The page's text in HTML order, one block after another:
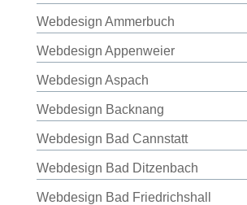
Webdesign Ammerbuch
Webdesign Appenweier
Webdesign Aspach
Webdesign Backnang
Webdesign Bad Cannstatt
Webdesign Bad Ditzenbach
Webdesign Bad Friedrichshall